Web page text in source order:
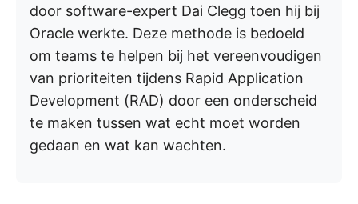
door software-expert Dai Clegg toen hij bij
Oracle werkte. Deze methode is bedoeld
om teams te helpen bij het vereenvoudigen
van prioriteiten tijdens Rapid Application
Development (RAD) door een onderscheid
te maken tussen wat echt moet worden
gedaan en wat kan wachten.